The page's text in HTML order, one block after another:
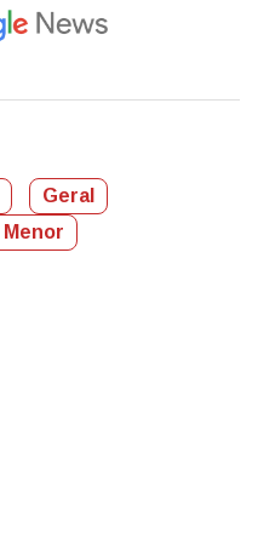
Geral
Menor